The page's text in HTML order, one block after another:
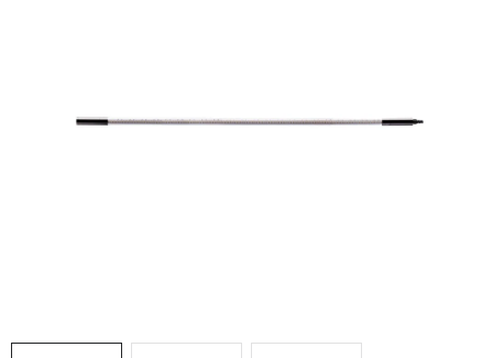
NAŠE SLUŽBY